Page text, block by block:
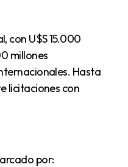
millones
Hasta
licitaciones con
por: